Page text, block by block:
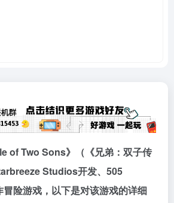
of Two Sons》（《兄弟：双子传
Studios开发、505
险游戏，以下是对该游戏的详细